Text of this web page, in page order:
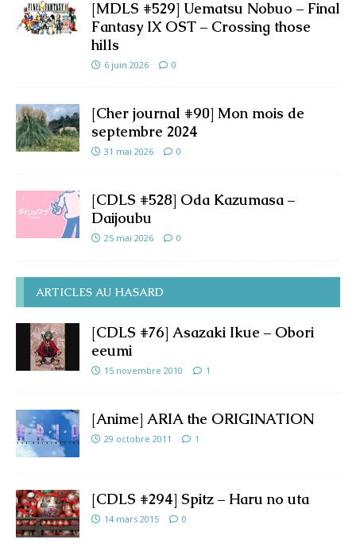
[MDLS #529] Uematsu Nobuo – Final
Fantasy IX OST – Crossing those
hills
6 juin 2026 0
[Cher journal #90] Mon mois de
septembre 2024
31 mai 2026 0
[CDLS #528] Oda Kazumasa –
Daijoubu
25 mai 2026 0
ARTICLES AU HASARD
[CDLS #76] Asazaki Ikue – Obori
eeumi
15 novembre 2010 1
[Anime] ARIA the ORIGINATION
29 octobre 2011 1
[CDLS #294] Spitz – Haru no uta
14 mars 2015 0